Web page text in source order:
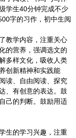
学生40分钟完成不少
字的习作，初中生阅
教学内容，注重关心
的营养，强调选文的
多样文化，吸收人类
创新精神和实践能
读、自由阅读、探究
、有创意的表达。鼓
己的判断。鼓励用适
生的学习兴趣，注重